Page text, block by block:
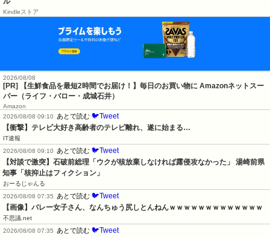
Kindleストア
2026/08/08
[PR] 【生鮮食品を最短2時間でお届け！】毎日のお買い物に Amazonネットスー
パー（ライフ・バロー・成城石井）
Amazon
2026/08/08 09:10 あとで読む 🐦Tweet
【衝撃】テレビ大好き高齢者のテレビ離れ、遂に始まる…
IT速報
2026/08/08 09:10 あとで読む 🐦Tweet
【対談で激突】石破前総理「ウクが核放棄しなければ露侵攻なかった」 湯崎前県
知事「核抑止はフィクション」
おーるじゃんる
2026/08/08 07:35 あとで読む 🐦Tweet
【画像】バレー女子さん、なんちゅう尻しとんねんｗｗｗｗｗｗｗｗｗｗｗｗｗ
不思議.net
2026/08/08 07:35 あとで読む 🐦Tweet